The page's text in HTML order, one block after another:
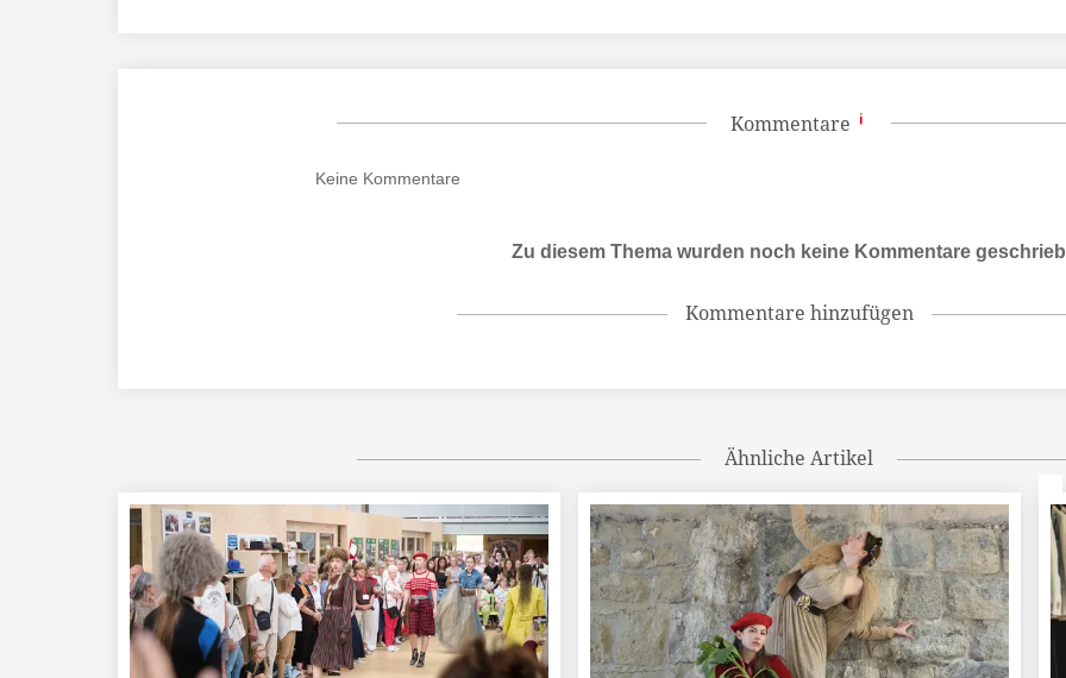
Kommentare
Keine Kommentare
Zu diesem Thema wurden noch keine Kommentare
Kommentare hinzufügen
Ähnliche Artikel